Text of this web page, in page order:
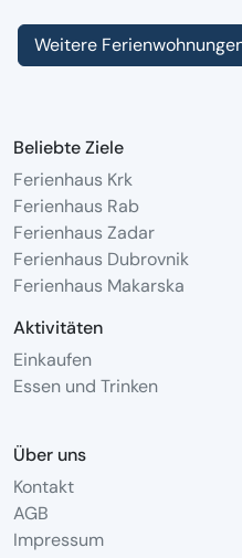
Weitere
Beliebte Ziele
Ferienhaus Krk
Ferienhaus Rab
Ferienhaus Zadar
Ferienhaus Dubrovnik
Ferienhaus Makarska
Aktivitäten
Einkaufen
Essen und Trinken
Über uns
Kontakt
AGB
Impressum